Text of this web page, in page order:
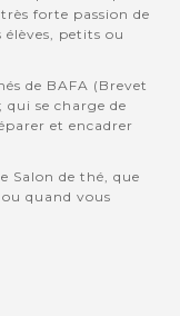
forte passion de
petits ou
de BAFA (Brevet
se charge de
et encadrer
Salon de thé, que
quand vous